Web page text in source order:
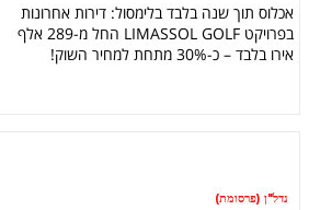
אכלוס תוך שנה בלבד בלימסול: דירות אחרונות
בפרויקט LIMASSOL GOLF החל מ-289 אלף
אירו בלבד – כ-30% מתחת למחיר השוק!
נדל"ן (פרסומת)